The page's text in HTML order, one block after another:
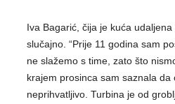
Iva Bagarić, čija je kuća
slučajno. “Prije 11 godina sam
ne slažemo s time, zato što
krajem prosinca sam saznala
neprihvatljivo. Turbina je od